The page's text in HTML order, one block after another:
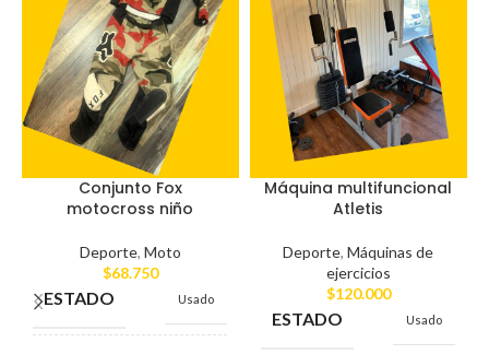
Conjunto Fox
motocross niño
Deporte, Moto
$68.750
ESTADO Usado
Máquina multifuncional
Atletis
Deporte,Máquinas de
ejercicios
$120.000
ESTADO Usado